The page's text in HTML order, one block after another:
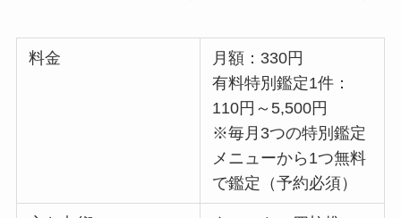
料金
月額：330円
有料特別鑑定1件：
110円～5,500円
※毎月3つの特別鑑定
メニューから1つ無料
で鑑定（予約必須）